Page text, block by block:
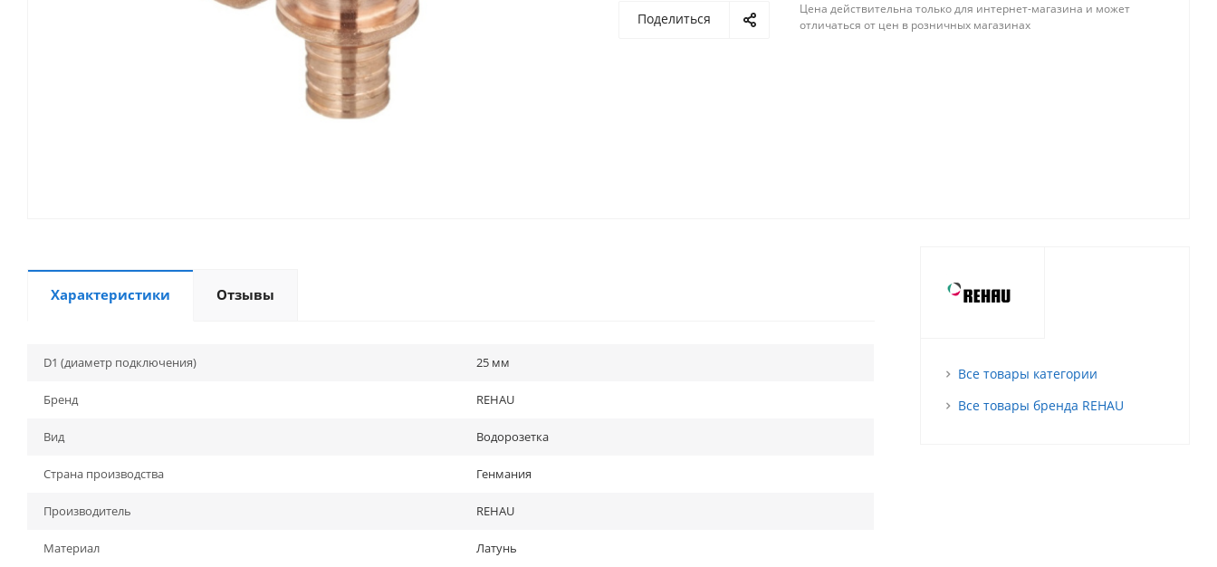
Поделиться
Цена действительна только для интернет-магазина и может
отличаться от цен в розничных магазинах
Характеристики Отзывы
D1 (диаметр подключения) 25 мм
Бренд REHAU
Вид Водорозетка
Страна производства Генмания
Производитель REHAU
Материал Латунь
Все товары категории
Все товары бренда REHAU